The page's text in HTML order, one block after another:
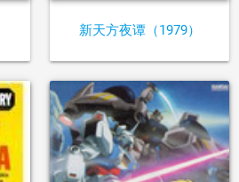
新天方夜谭（1979）